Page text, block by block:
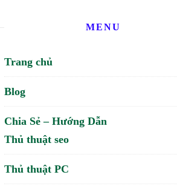
MENU
Trang chủ
Blog
Chia Sẻ – Hướng Dẫn
Thủ thuật seo
Thủ thuật PC